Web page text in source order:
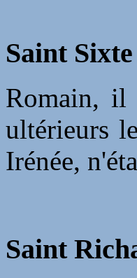
Saint
Romain, il
ultérieurs
Irénée,
Saint